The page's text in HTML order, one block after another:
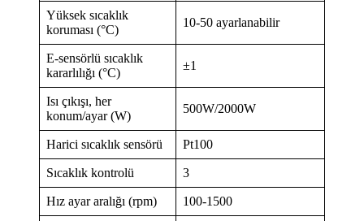
Yüksek sıcaklık
koruması (°C)
10-50 ayarlanabilir
E-sensörlü sıcaklık
kararlılığı (°C)
±1
Isı çıkışı, her
konum/ayar (W)
500W/2000W
Harici sıcaklık sensörü Pt100
Sıcaklık kontrolü 3
Hız ayar aralığı (rpm) 100-1500